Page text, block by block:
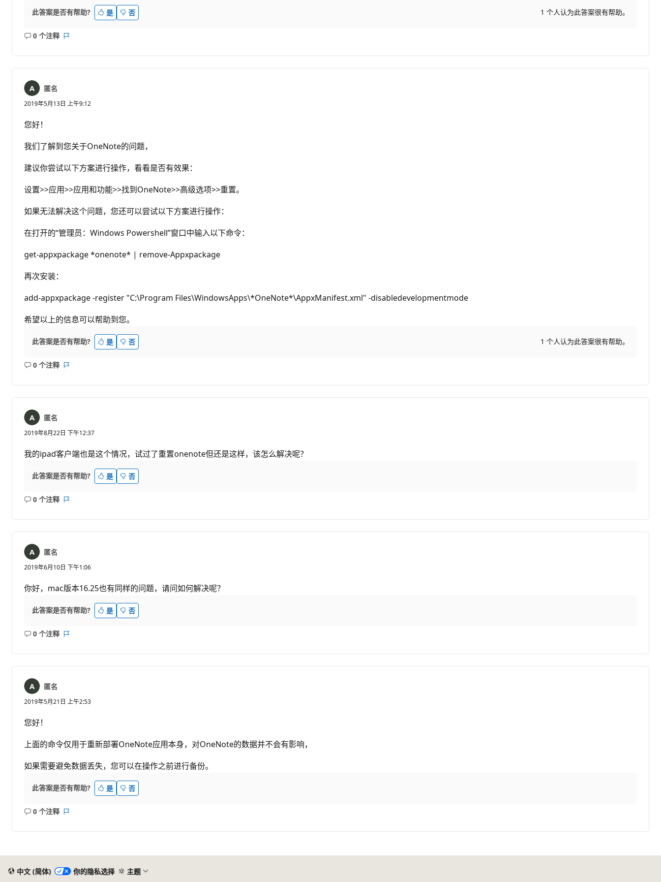
此答案是否有帮助? 是 否 1 个人认为此答案很有帮助。
0 个注释
无
匿名
2019年5月13日 上午9:12
您好！
我们了解到您关于OneNote的问题，
建议你尝试以下方案进行操作，看看是否有效果：
设置>>应用>>应用和功能>>找到OneNote>>高级选项>>重置。
如果无法解决这个问题，您还可以尝试以下方案进行操作：
在打开的“管理员：Windows Powershell”窗口中输入以下命令：
get-appxpackage *onenote* | remove-Appxpackage
再次安装：
add-appxpackage -register "C:\Program Files\WindowsApps\*OneNote*\AppxManifest.xml" -disabledevelopmentmode
希望以上的信息可以帮助到您。
此答案是否有帮助? 是 否 1 个人认为此答案很有帮助。
0 个注释
无
匿名
2019年8月22日 下午12:37
我的ipad客户端也是这个情况，试过了重置onenote但还是这样，该怎么解决呢？
此答案是否有帮助? 是 否
0 个注释
无
匿名
2019年6月10日 下午1:06
你好，mac版本16.25也有同样的问题，请问如何解决呢？
此答案是否有帮助? 是 否
0 个注释
无
匿名
2019年5月21日 上午2:53
您好！
上面的命令仅用于重新部署OneNote应用本身，对OneNote的数据并不会有影响，
如果需要避免数据丢失，您可以在操作之前进行备份。
此答案是否有帮助? 是 否
0 个注释
无
中文 (简体) 你的隐私选择 主题